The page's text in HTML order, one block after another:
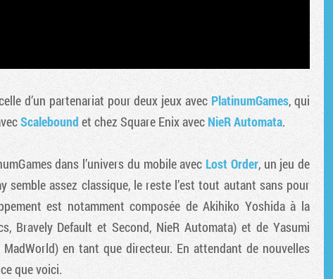
d’un partenariat pour deux jeux avec PlatinumGames, qui
Scalebound et chez Square Enix avec NieR Automata.
dans l’univers du mobile avec Lost Order, un jeu de
assez classique, le reste l’est tout autant sans pour
est notamment composée de Akihiko Yoshida à la
Bravely Default et Second, NieR Automata) et de Yasumi
en tant que directeur. En attendant de nouvelles
que voici.